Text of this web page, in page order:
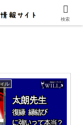
紹介しています。
ル
検索